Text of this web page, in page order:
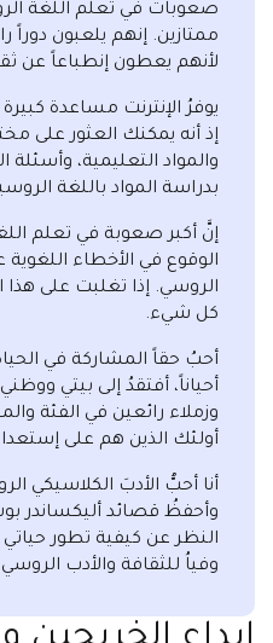
صعوبات في تعلم اللغة
ممتازين. إنهم يلعبون دوراً
لأنهم يعطون إنطباعاً عن
يوفرُ الإنترنت مساعدة
إذ أنه يمكنك العثور على
والمواد التعليمية، وأسئلة
بدراسة المواد باللغة
إنَّ أكبر صعوبة في تعلم
الوقوع في الأخطاء
الروسي. إذا تغلبت على
كل شيء.
أحبُ حقاً المشاركة في
أحياناً، أفتقدُ إلى بيتي
وزملاء رائعين في الفئة
أولئك الذين هم على
أنا أحبُّ الأدبَ الكلاسيكي
وأحفظُ قصائد أليكساندر
النظر عن كيفية تطور
وفياُ للثقافة والأدب الروسي.